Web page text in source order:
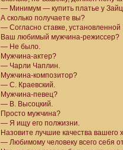
— Минимум — купить платье у
А сколько получаете вы?
— Согласно ставке,
Ваш любимый мужчина-режиссер?
— Не было.
Мужчина-актер?
— Чарли Чаплин.
Мужчина-композитор?
— С. Краевский.
Мужчина-певец?
— В. Высоцкий.
Просто мужчина?
— Я ищу его полжизни.
Назовите лучшие качества
— Любимому человеку всего себя